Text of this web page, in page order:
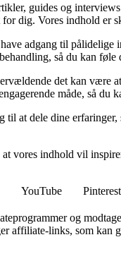
guides og
dig. Vores indhold er
adgang til
så du kan føle
det kan være
måde, så du
at dele dine
vores indhold vil
YouTube Pinterest
og
affiliate-links, som kan